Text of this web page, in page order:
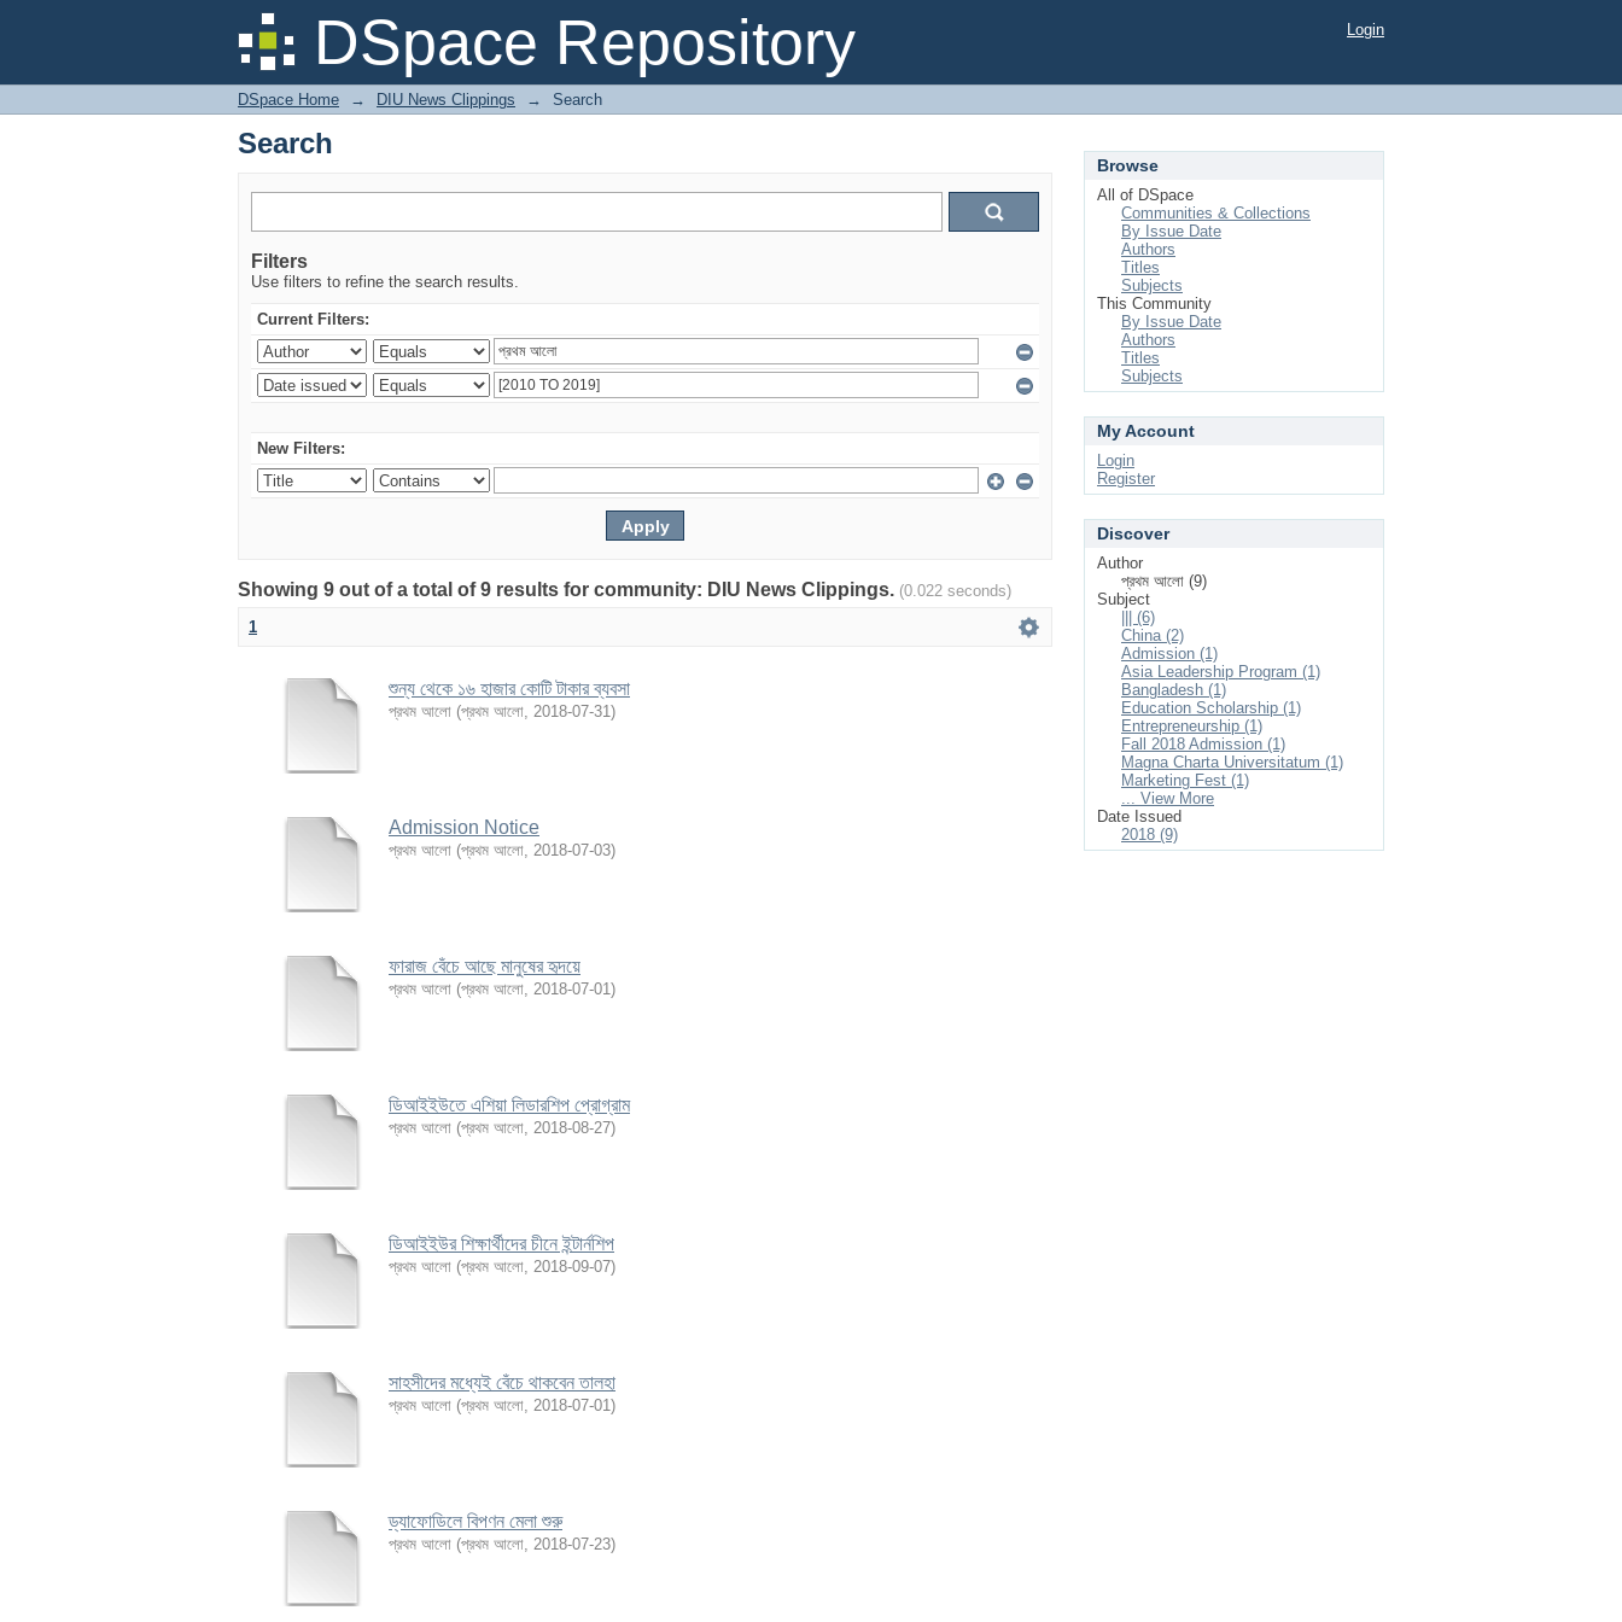
DSpace Repository
Search Login
DSpace Home → DIU News Clippings → Search
Search
Filters
Use filters to refine the search results.
Current Filters:
New Filters:
Showing 9 out of a total of 9 results for community: DIU News Clippings. (0.022 seconds)
1
শুন্য থেকে ১৬ হাজার কোটি টাকার ব্যবসা
প্রথম আলো (প্রথম আলো, 2018-07-31)
Admission Notice
প্রথম আলো (প্রথম আলো, 2018-07-03)
ফারাজ বেঁচে আছে মানুষের হৃদয়ে
প্রথম আলো (প্রথম আলো, 2018-07-01)
ডিআইইউতে এশিয়া লিডারশিপ প্রোগ্রাম
প্রথম আলো (প্রথম আলো, 2018-08-27)
ডিআইইউর শিক্ষার্থীদের চীনে ইন্টার্নশিপ
প্রথম আলো (প্রথম আলো, 2018-09-07)
সাহসীদের মধ্যেই বেঁচে থাকবেন তালহা
প্রথম আলো (প্রথম আলো, 2018-07-01)
ড্যাফোডিলে বিপণন মেলা শুরু
প্রথম আলো (প্রথম আলো, 2018-07-23)
Browse
All of DSpace
Communities & Collections
By Issue Date
Authors
Titles
Subjects
This Community
By Issue Date
Authors
Titles
Subjects
My Account
Login
Register
Discover
Author
প্রথম আলো (9)
Subject
||| (6)
China (2)
Admission (1)
Asia Leadership Program (1)
Bangladesh (1)
Education Scholarship (1)
Entrepreneurship (1)
Fall 2018 Admission (1)
Magna Charta Universitatum (1)
Marketing Fest (1)
... View More
Date Issued
2018 (9)